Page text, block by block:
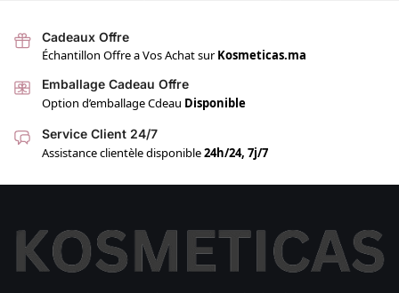
Cadeaux Offre
Échantillon Offre a Vos Achat surKosmeticas.ma
Emballage Cadeau Offre
Option d’emballage Cdeau Disponible
Service Client 24/7
Assistance clientèle disponible24h/24, 7j/7